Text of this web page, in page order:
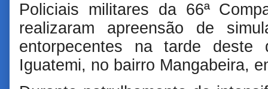
Policiais militares da 66ª
realizaram apreensão de
entorpecentes na tarde deste
Iguatemi, no bairro Mangabeira,